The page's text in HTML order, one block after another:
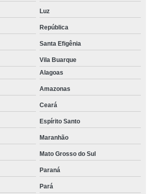
Luz
República
Santa Efigênia
Vila Buarque
Alagoas
Amazonas
Ceará
Espírito Santo
Maranhão
Mato Grosso do Sul
Paraná
Pará